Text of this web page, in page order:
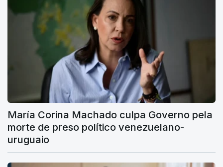
María Corina Machado culpa Governo pela
morte de preso político venezuelano-
uruguaio